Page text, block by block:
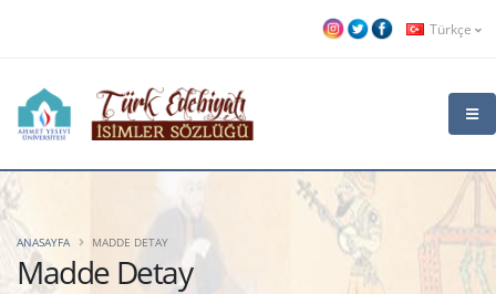
Türkçe
Madde Detay
ANASAYFA MADDE DETAY